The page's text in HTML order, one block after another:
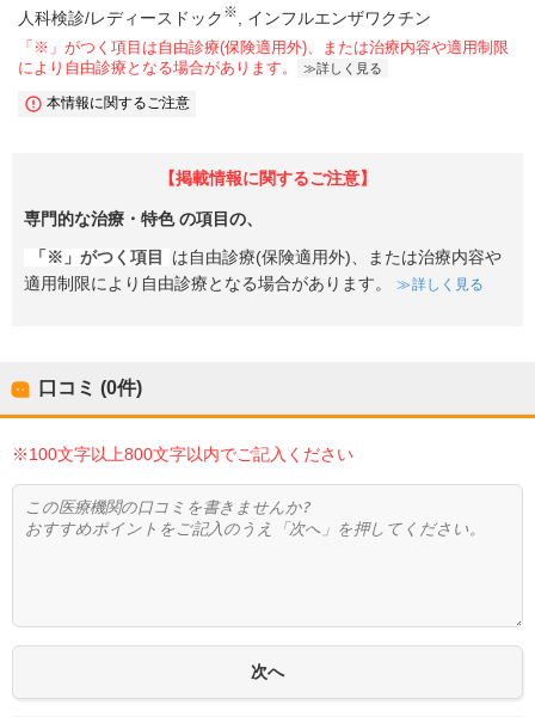
人科検診/レディースドック ※ インフルエンザワクチン
「※」がつく項目は自由診療(保険適用外)、または治療内容や適用制限
により自由診療となる場合があります。
詳しく見る
本情報に関するご注意
【掲載情報に関するご注意】
専門的な治療・特色の項目の、
「※」がつく項目
は自由診療(保険適用外)、または治療内容や
適用制限により自由診療となる場合があります。
詳しく見る
口コミ (0件)
※100文字以上800文字以内でご記入ください